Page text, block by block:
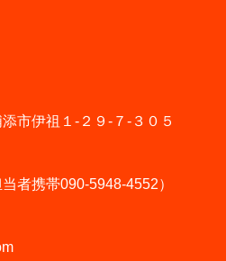
市伊祖１-２９-７-３０５
者携帯090-5948-4552）